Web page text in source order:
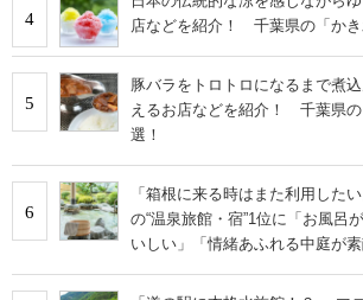
4
店などを紹介！ 千葉県の「かき
5
豚バラをトロトロになるまで煮
えるお店などを紹介！ 千葉県
選！
6
「箱根に来る時はまた利用した
の“温泉旅館・宿”1位に「お風呂
いしい」「情緒あふれる中庭が